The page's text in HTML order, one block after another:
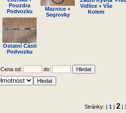
Pouzdra
Podvozku
Maznice +
Segrovky
Vidlice + Vše
Kolem
Ostatní Části
Podvozku
Cena od: do:
Stránky: | 1| 2|